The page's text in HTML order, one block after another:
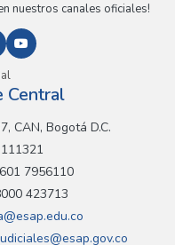
nuestros canales oficiales!
Central
CAN, Bogotá D.C.
111321
7956110
423713